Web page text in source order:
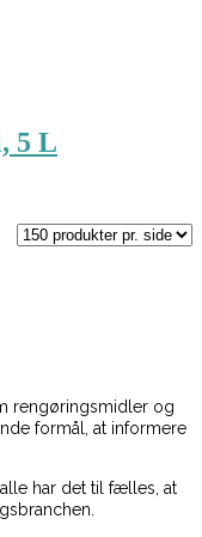
5 L
rengøringsmidler og
formål, at informere
har det til fælles, at